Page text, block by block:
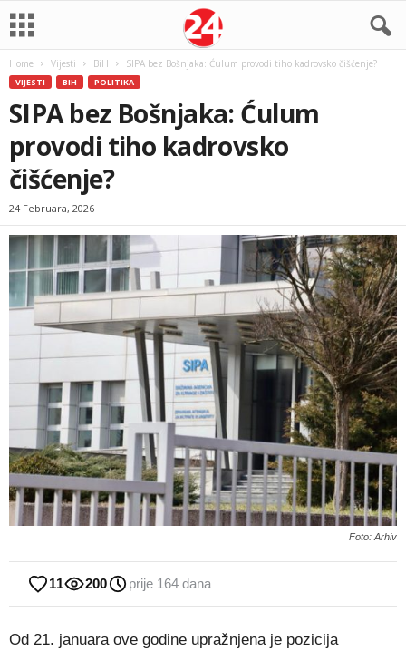
Home Vijesti BiH SIPA bez Bošnjaka: Ćulum provodi tiho kadrovsko čišćenje?
VIJESTI BIH POLITIKA
SIPA bez Bošnjaka: Ćulum
provodi tiho kadrovsko
čišćenje?
24 Februara, 2026
Foto: Arhiv
11 200 prije 164 dana
Od 21. januara ove godine upražnjena je pozicija